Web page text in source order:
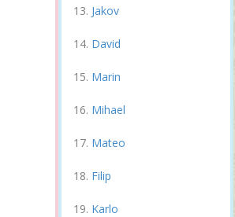
Jakov
David
Marin
Mihael
Mateo
Filip
Karlo